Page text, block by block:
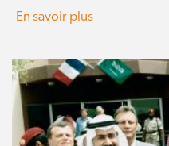
En savoir plus